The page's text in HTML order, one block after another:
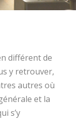
différent de
y retrouver,
autres où
et la
s’y